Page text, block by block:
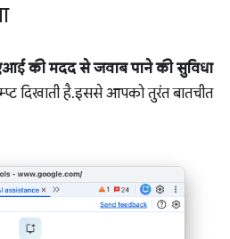
की मदद से जवाब पाने की सुविधा
दिखाती है. इससे आपको तुरंत बातचीत